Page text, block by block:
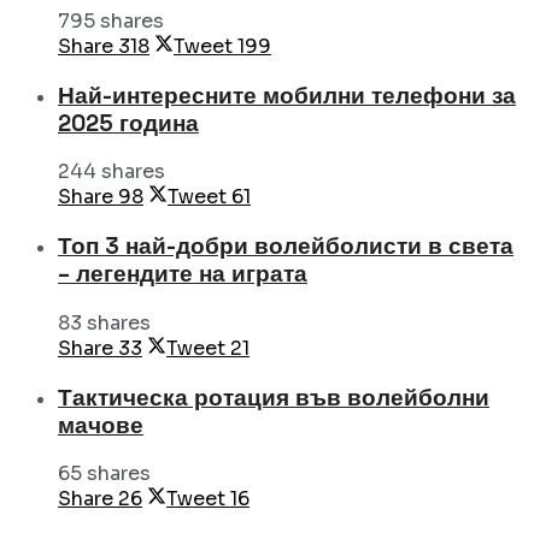
795 shares
Share 318 Tweet199
Най-интересните мобилни телефони за
2025 година
244 shares
Share 98 Tweet 61
Топ 3 най-добри волейболисти в света
– легендите на играта
83 shares
Share 33 Tweet 21
Тактическа ротация във волейболни
мачове
65 shares
Share 26 Tweet16